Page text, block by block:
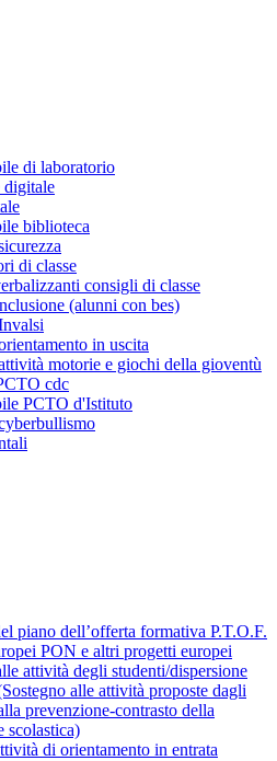
di laboratorio
digitale
biblioteca
di classe
consigli di classe
(alunni con bes)
in uscita
motorie e giochi della gioventù
cdc
PCTO d'Istituto
piano dell’offerta formativa P.T.O.F.
PON e altri progetti europei
attività degli studenti/dispersione
alle attività proposte dagli
prevenzione-contrasto della
scolastica)
di orientamento in entrata